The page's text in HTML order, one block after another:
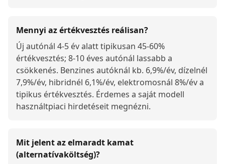
Mennyi az értékvesztés reálisan?
Új autónál 4-5 év alatt tipikusan 45-60%
értékvesztés; 8-10 éves autónál lassabb a
csökkenés. Benzines autóknál kb. 6,9%/év, dízelnél
7,9%/év, hibridnél 6,1%/év, elektromosnál 8%/év a
tipikus értékvesztés. Érdemes a saját modell
használtpiaci hirdetéseit megnézni.
Mit jelent az elmaradt kamat
(alternatívaköltség)?